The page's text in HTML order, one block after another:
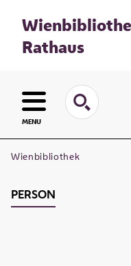
Rathaus
MENU
Wienbibliothek
PERSON